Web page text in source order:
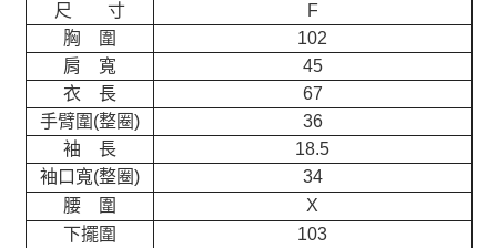
尺 寸
F
胸 圍
102
肩 寬
45
衣 長
67
手臂圍(整圈)
36
袖 長
18.5
袖口寬(整圈)
34
腰 圍
X
下擺圍
103